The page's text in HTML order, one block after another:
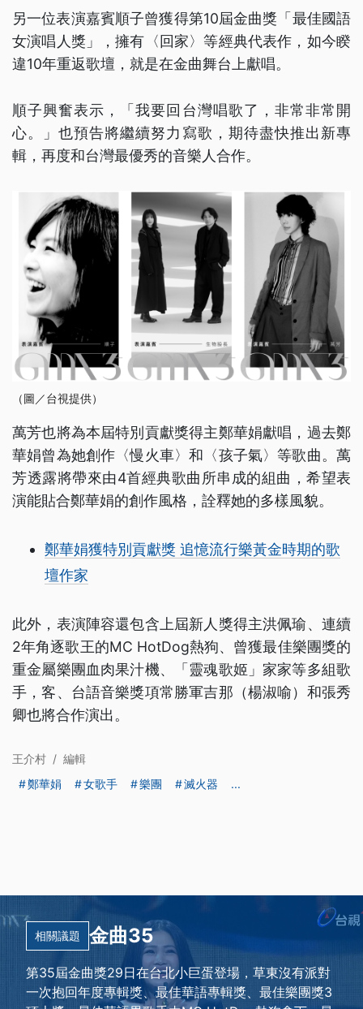
另一位表演嘉賓順子曾獲得第10屆金曲獎「最佳國語
女演唱人獎」，擁有〈回家〉等經典代表作，如今睽
違10年重返歌壇，就是在金曲舞台上獻唱。
順子興奮表示，「我要回台灣唱歌了，非常非常開
心。」也預告將繼續努力寫歌，期待盡快推出新專
輯，再度和台灣最優秀的音樂人合作。
（圖／台視提供）
萬芳也將為本屆特別貢獻獎得主鄭華娟獻唱，過去鄭
華娟曾為她創作〈慢火車〉和〈孩子氣〉等歌曲。萬
芳透露將帶來由4首經典歌曲所串成的組曲，希望表
演能貼合鄭華娟的創作風格，詮釋她的多樣風貌。
鄭華娟獲特別貢獻獎 追憶流行樂黃金時期的歌
壇作家
此外，表演陣容還包含上屆新人獎得主洪佩瑜、連續
2年角逐歌王的MC HotDog熱狗、曾獲最佳樂團獎的
重金屬樂團血肉果汁機、「靈魂歌姬」家家等多組歌
手，客、台語音樂獎項常勝軍吉那（楊淑喻）和張秀
卿也將合作演出。
王介村 / 編輯
鄭華娟
女歌手 樂團 滅火器 ...
相關議題 金曲35
第35屆金曲獎29日在台北小巨蛋登場，草東沒有派對
一次抱回年度專輯獎、最佳華語專輯獎、最佳樂團獎3